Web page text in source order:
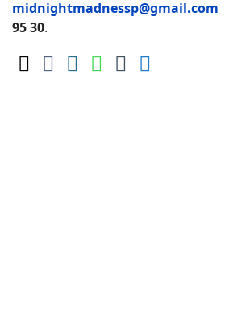
midnightmadnessp@gmail.com
95 30.